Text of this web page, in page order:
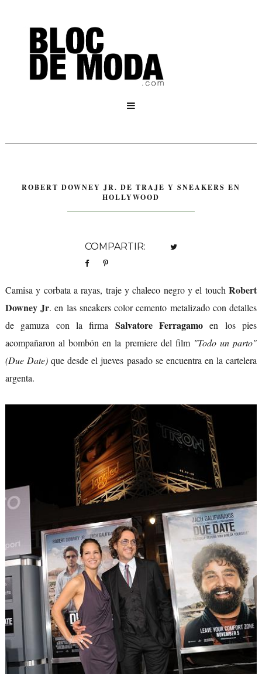

ROBERT DOWNEY JR. DE TRAJE Y SNEAKERS EN
HOLLYWOOD
COMPARTIR:
Camisa y corbata a rayas, traje y chaleco negro y el touchRobert
Downey Jr. en las sneakers color cemento metalizado con detalles
de gamuza con la firma Salvatore Ferragamo en los pies
acompañaron al bombón en la premiere del film "Todo un parto"
(Due Date)que desde el jueves pasado se encuentra en la cartelera
argenta.